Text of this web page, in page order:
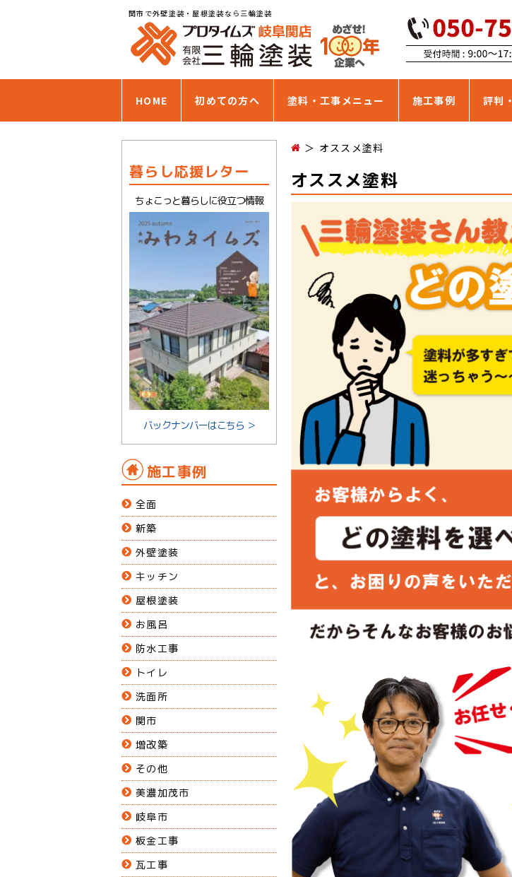
関市で外壁塗装・屋根塗装なら三輪塗装
HOME 初めての方へ 塗料・工事メニュー 施工事例 評判
オススメ塗料
オススメ塗料
暮らし応援レター
ちょこっと暮らしに役立つ情報
バックナンバーはこちら ＞
施工事例
全面
新築
外壁塗装
キッチン
屋根塗装
お風呂
防水工事
トイレ
洗面所
関市
増改築
その他
美濃加茂市
岐阜市
板金工事
瓦工事